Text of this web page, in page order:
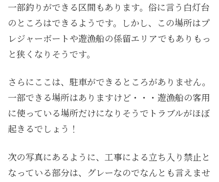
一部釣りができる区間もあります。俗に言う白灯台
のところはできるようです。しかし、この場所はプ
レジャーボートや遊漁船の係留エリアでもありもっ
と狭くなりそうです。
さらにここは、駐車ができるところがありません。
一部できる場所はありますけど・・・遊漁船の客用
に使っている場所だけになりそうでトラブルがほぼ
起きるでしょう！
次の写真にあるように、工事による立ち入り禁止と
なっている部分は、グレーなのでなんとも言えませ